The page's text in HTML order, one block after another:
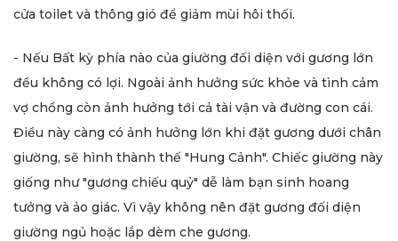
cửa toilet và thông gió để giảm mùi hôi thối.
- Nếu Bất kỳ phía nào của giường đối diện với gương lớn
đều không có lợi. Ngoài ảnh hưởng sức khỏe và tình cảm
vợ chồng còn ảnh hưởng tới cả tài vận và đường con cái.
Điều này càng có ảnh hưởng lớn khi đặt gương dưới chân
giường, sẽ hình thành thế "Hung Cảnh". Chiếc giường này
giống như "gương chiếu quỷ" dễ làm bạn sinh hoang
tưởng và ảo giác. Vì vậy không nên đặt gương đối diện
giường ngủ hoặc lắp dèm che gương.